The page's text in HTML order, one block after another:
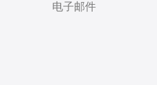
电子邮件